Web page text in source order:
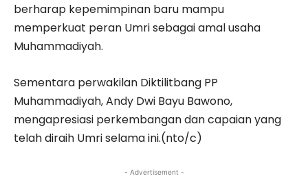
berharap kepemimpinan baru mampu
memperkuat peran Umri sebagai amal usaha
Muhammadiyah.
Sementara perwakilan Diktilitbang PP
Muhammadiyah,Andy Dwi Bayu Bawono,
mengapresiasi perkembangan dan capaian yang
telah diraih Umri selama ini.(nto/c)
- Advertisement -